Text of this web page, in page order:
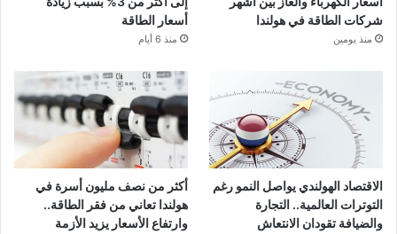
شركات الطاقة في هولندا
منذ يومين
أسعار الطاقة
منذ 6 أيام
الاقتصاد الهولندي يواصل النمو رغم
التوترات العالمية.. التجارة
والضيافة تقودان الانتعاش
أكثر من نصف مليون أسرة في
هولندا تعاني من فقر الطاقة..
وارتفاع الأسعار يزيد الأزمة